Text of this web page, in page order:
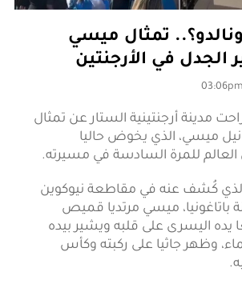
تمثال ميسي
الجدل في الأرجنتين
مدينة أرجنتينية الستار عن تمثال
ميسي، الذي يخوض حاليا
للمرة السادسة في مسيرته.
كُشف عنه في مقاطعة نيوكوين
باتاغونيا، ميسي مرتديا قميص
يده اليسرى على قلبه ويشير بيده
وظهر جاثيا على ركبته وكأس